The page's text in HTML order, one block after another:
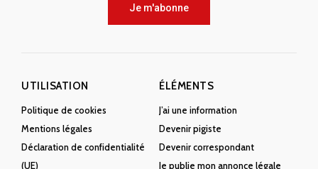
Je m'abonne
UTILISATION
Politique de cookies
Mentions légales
Déclaration de confidentialité
(UE)
ÉLÉMENTS
J’ai une information
Devenir pigiste
Devenir correspondant
Je publie mon annonce légale